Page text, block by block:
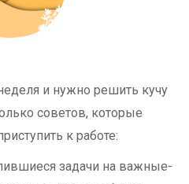
и нужно решить кучу
советов, которые
к работе:
задачи на важные-